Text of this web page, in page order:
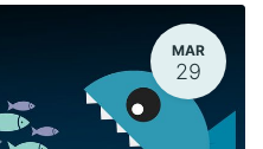
MAR
29